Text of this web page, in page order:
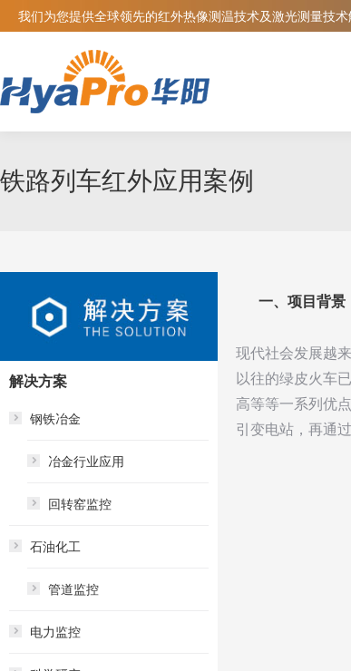
我们为您提供全球领先的红外热像测温技术及激光测量技术
铁路列车红外应用案例
一、项目背景
现代社会发展越
以往的绿皮火车
高等等一系列优
引变电站，再通
解决方案
钢铁冶金
冶金行业应用
回转窑监控
石油化工
管道监控
电力监控